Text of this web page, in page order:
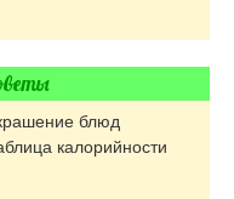
блюд
калорийности